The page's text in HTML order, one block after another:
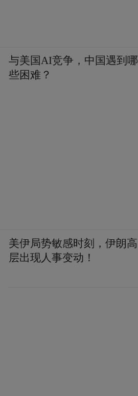
与美国AI竞争，中国遇到哪
些困难？
美伊局势敏感时刻，伊朗高
层出现人事变动！